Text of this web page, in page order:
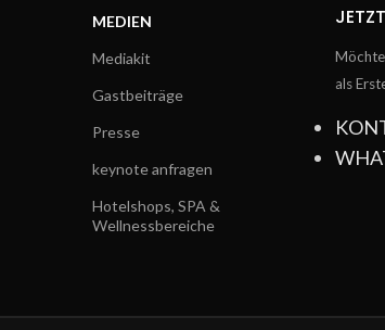
MEDIEN
Mediakit
Gastbeiträge
Presse
keynote anfragen
Hotelshops, SPA &
Wellnessbereiche
als